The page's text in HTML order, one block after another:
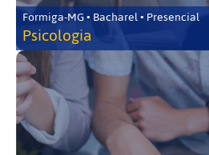
Formiga-MG • Bacharel • Presencial
Psicologia